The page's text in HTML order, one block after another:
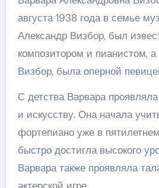
августа 1938 года в семье
Александр Визбор, был
композитором и пианистом,
Визбор, была оперной
С детства Варвара
и искусству. Она начала
фортепиано уже в
быстро достигла высокого
Варвара также проявляла